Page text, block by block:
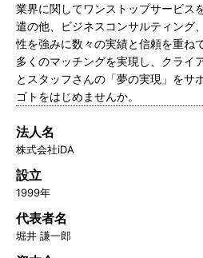
業界に関してワンストップサービス
遣の他、ビジネスコンサルティング
性を強みに数々の実績と信頼を重ね
多くのマッチングを実現し、クライ
とスタッフさんの「夢の実現」をサ
ゴトをはじめませんか。
法人名
株式会社iDA
設立
1999年
代表者名
堀井 謙一郎